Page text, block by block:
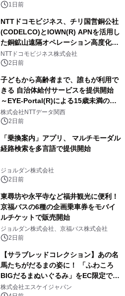
ートとして新たな魅力を発信。
1日前
NTTドコモビジネス、チリ国営銅公社
(CODELCO)とIOWN(R) APNを活用し
た銅鉱山遠隔オペレーション高度化に
向けた調査・実証を開始
NTTドコモビジネス株式会社
2日前
子どもから高齢者まで、誰もが利用で
きる 自治体給付サービスを提供開始
～EYE-Portal(R)による15歳未満の本
人認証と デジタルデバイド対策で実現
～
株式会社NTTデータ関西
2日前
「乗換案内」アプリ、 マルチモーダル
経路検索を多言語で提供開始
ジョルダン株式会社
2日前
東尋坊や永平寺など福井観光に便利！
京福バスの6種の企画乗車券をモバイ
ルチケットで販売開始
ジョルダン株式会社、京福バス株式会社
2日前
【サラブレッドコレクション】あの名
馬たちがだるまの姿に！ 「ふわころ
BIGだるまぬいぐるみ」をEC限定で受
注販売開始
株式会社エスケイジャパン